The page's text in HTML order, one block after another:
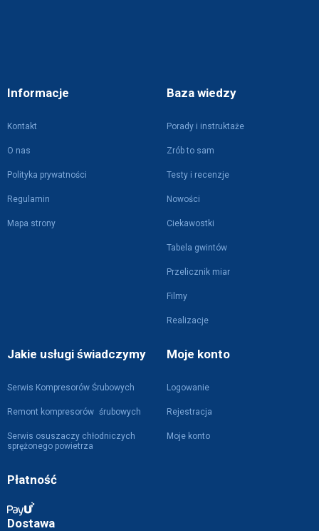
Informacje
Kontakt
O nas
Polityka prywatności
Regulamin
Mapa strony
Baza wiedzy
Porady i instruktaże
Zrób to sam
Testy i recenzje
Nowości
Ciekawostki
Tabela gwintów
Przelicznik miar
Filmy
Realizacje
Jakie usługi świadczymy
Serwis Kompresorów Śrubowych
Remont kompresorów śrubowych
Serwis osuszaczy chłodniczych
sprężonego powietrza
Moje konto
Logowanie
Rejestracja
Moje konto
Płatność
Dostawa